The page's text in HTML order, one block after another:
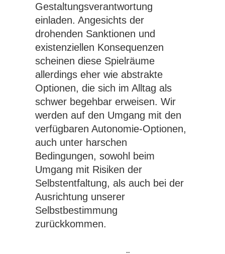
Gestaltungsverantwortung
einladen. Angesichts der
drohenden Sanktionen und
existenziellen Konsequenzen
scheinen diese Spielräume
allerdings eher wie abstrakte
Optionen, die sich im Alltag als
schwer begehbar erweisen. Wir
werden auf den Umgang mit den
verfügbaren Autonomie-Optionen,
auch unter harschen
Bedingungen, sowohl beim
Umgang mit Risiken der
Selbstentfaltung, als auch bei der
Ausrichtung unserer
Selbstbestimmung
zurückkommen.